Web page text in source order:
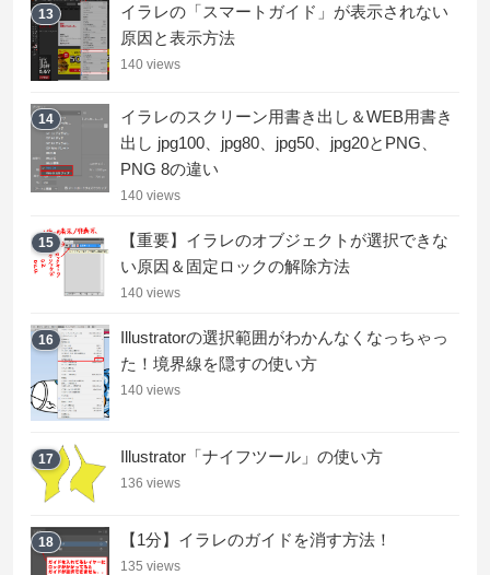
13
イラレの「スマートガイド」が表示されない
原因と表示方法
140 views
14
イラレのスクリーン用書き出し＆WEB用書き
出し jpg100、jpg80、jpg50、jpg20とPNG、
PNG 8の違い
140 views
15
【重要】イラレのオブジェクトが選択できな
い原因＆固定ロックの解除方法
140 views
16
Illustratorの選択範囲がわかんなくなっちゃっ
た！境界線を隠すの使い方
140 views
17 Illustrator「ナイフツール」の使い方
136 views
18 【1分】イラレのガイドを消す方法！
135 views